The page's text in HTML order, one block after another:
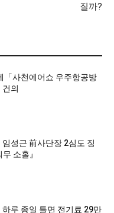
질까?
「사천에어쇼 우주항공방
의
임성근 前사단장 2심도 징
소홀』
루 종일 틀면 전기료 29만